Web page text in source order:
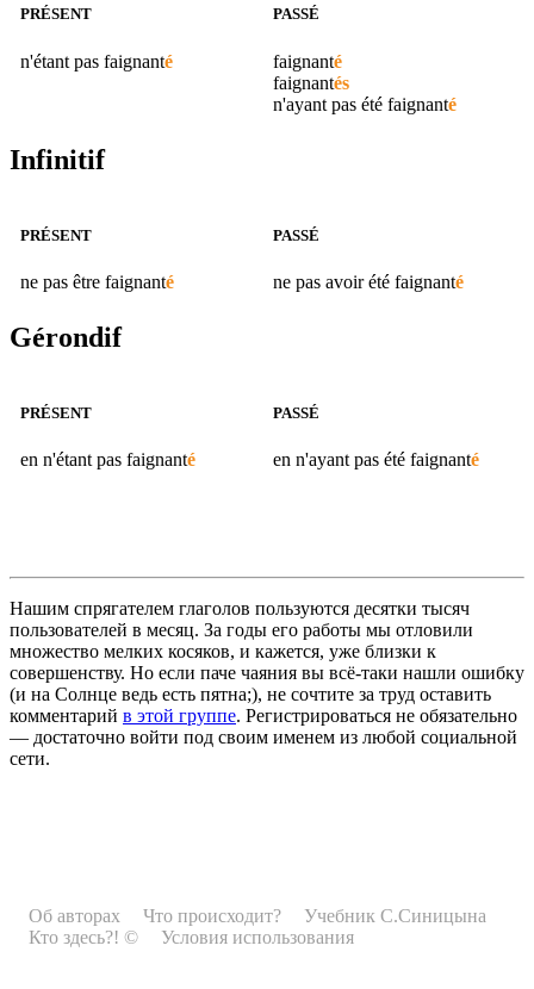
PRÉSENT
n'étant pas faignanté
PASSÉ
faignanté
faignantés
n'ayant pas été faignanté
Infinitif
PRÉSENT
ne pas être faignanté
PASSÉ
ne pas avoir été faignanté
Gérondif
PRÉSENT
en n'étant pas faignanté
PASSÉ
en n'ayant pas été faignanté
Нашим спрягателем глаголов пользуются десятки тысяч
пользователей в месяц. За годы его работы мы отловили
множество мелких косяков, и кажется, уже близки к
совершенству. Но если паче чаяния вы всё-таки нашли ошибку
(и на Солнце ведь есть пятна;), не сочтите за труд оставить
комментарий в этой группе. Регистрироваться не обязательно
— достаточно войти под своим именем из любой социальной
сети.
Об авторах Что происходит?
Учебник С.Синицына
Кто здесь?! ©
Условия использования